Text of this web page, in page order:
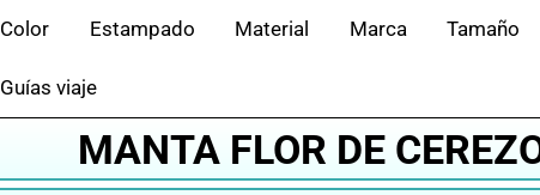
Color Estampado Material Marca Tamaño
Guías viaje
MANTA FLOR DE